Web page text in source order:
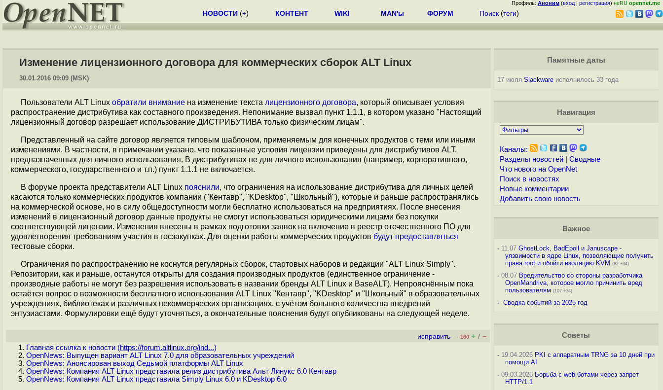
Профиль: Аноним (вход | регистрация) неRU opennet.me
НОВОСТИ (+) КОНТЕНТ WIKI MAN'ы ФОРУМ Поиск (теги)
Изменение лицензионного договора для коммерческих сборок ALT Linux
30.01.2016 09:09 (MSK)
Пользователи ALT Linux обратили внимание на изменение текста лицензионного договора, который описывает условия
распространение дистрибутива как составного произведения. Непонимание вызвал пункт 1.1.1, в котором указано "Настоящий
лицензионный договор разрешает использование ДИСТРИБУТИВА только физическим лицам".
Представленный на сайте договор является типовым шаблоном, применяемым для конечных продуктов с теми или иными
изменениями. В частности, в примечании указано, что показанные условия лицензии приведены для дистрибутивов ALT,
предназначенных для личного использования. В дистрибутивах не для личного использования (например, корпоративного,
коммерческого, государственного и т.п.) пункт 1.1.1 не включается.
В форуме проекта представители ALT Linux пояснили, что ограничения на использование дистрибутива для личных целей
касаются только коммерческих продуктов компании ("Кентавр", "KDesktop", "Школьный"), которые и раньше распространялись
на коммерческой основе, но в силу общедоступности могли бесплатно использоваться на предприятиях. После внесения
изменений в лицензионный договор данные продукты не смогут использоваться юридическими лицами без покупки
соответствующей лицензии. Изменения внесены в рамках подготовки заявок на включение в реестр отечественного ПО для
удовлетворения требованиям участия в госзакупках. Для оценки работы коммерческих продуктов будут предоставляться
тестовые сборки.
Ограничения по распространению не коснутся регулярных сборок, стартовых наборов и редакции "ALT Linux Simply".
Репозитории, как и раньше, останутся открыты для создания производных продуктов (единственное ограничение -
производные работы не могут без разрешения использовать в названии бренды ALT Linux и BaseALT). Непрояснённым пока
остаётся вопрос о возможности бесплатного использования ALT Linux "Кентавр", "KDesktop" и "Школьный" в образовательных
учреждениях, библиотеках и различных некоммерческих организациях, с учётом большого количества внедрений
энтузиастами. Формулировки ещё будут уточняться, а окончательные пояснения будут опубликованы на следующей неделе.
исправить –160 + / –
Главная ссылка к новости (https://forum.altlinux.org/ind...)
OpenNews: Выпущен вариант ALT Linux 7.0 для образовательных учреждений
OpenNews: Анонсирован выход Седьмой платформы ALT Linux
OpenNews: Компания ALT Linux представила релиз дистрибутива Альт Линукс 6.0 Кентавр
OpenNews: Компания ALT Linux представила Simply Linux 6.0 и KDesktop 6.0
Памятные даты
17 июля Slackwareисполнилось 33 года
Навигация
Каналы:
Разделы новостей| Сводные
Что нового на OpenNet
Поиск в новостях
Новые комментарии
Добавить свою новость
Важное
-11.07 GhostLock, BadEpoll и Januscape -
уязвимости в ядре Linux, позволяющие получить
права root и обойти изоляцию KVM (82 +34)
-08.07 Вредительство со стороны разработчика
OpenMandriva, которое могло причинить вред
пользователям (107 +34)
- Сводка событий за 2025 год
Советы
-19.04.2026 PKI с аппаратным TRNG за 10 дней при
помощи AI
-09.03.2026 Борьба с web-ботами через запрет
HTTP/1.1